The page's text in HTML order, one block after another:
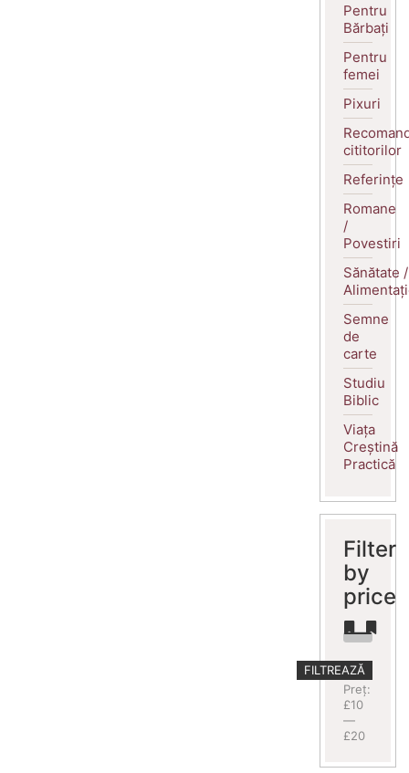
Pentru
Bărbați
Pentru
femei
Pixuri
cititorilor
Referințe
Romane
/
Povestiri
Sănătate /
Semne
de
carte
Studiu
Biblic
Viața
Creștină
Practică
Filter
by
price
Preț
minim
Preț
maxim
FILTREAZĂ
Preț:
£10
—
£20